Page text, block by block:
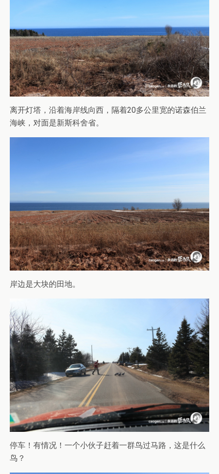
离开灯塔，沿着海岸线向西，隔着20多公里宽的诺森伯兰
海峡，对面是新斯科舍省。
岸边是大块的田地。
停车！有情况！一个小伙子赶着一群鸟过马路，这是什么
鸟？